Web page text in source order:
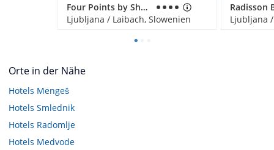
Four Points by Sheraton Hotel Ljubljana Mons
Ljubljana / Laibach, Slowenien
Ljubljana
Orte in der Nähe
Hotels Mengeš
Hotels Smlednik
Hotels Radomlje
Hotels Medvode